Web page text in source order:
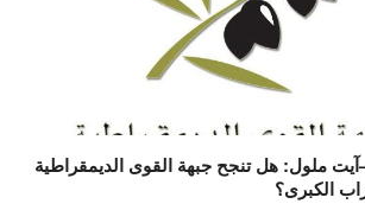
ملول: هل تنجح جبهة القوى الديمقراطية
الكبرى؟